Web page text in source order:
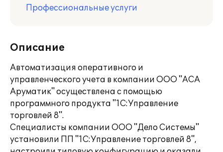
Профессиональные услуги
Описание
Автоматизация оперативного и
управленческого учета в компании ООО "АСА
Аруматик" осуществлена с помощью
программного продукта "1С:Управление
торговлей 8".
Специалисты компании ООО "Дело Системы"
установили ПП "1С:Управление торговлей 8",